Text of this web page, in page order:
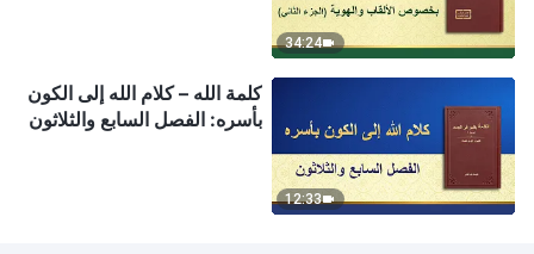
34:24
12:33
كلمة الله – كلام الله إلى الكون
بأسره: الفصل السابع والثلاثون